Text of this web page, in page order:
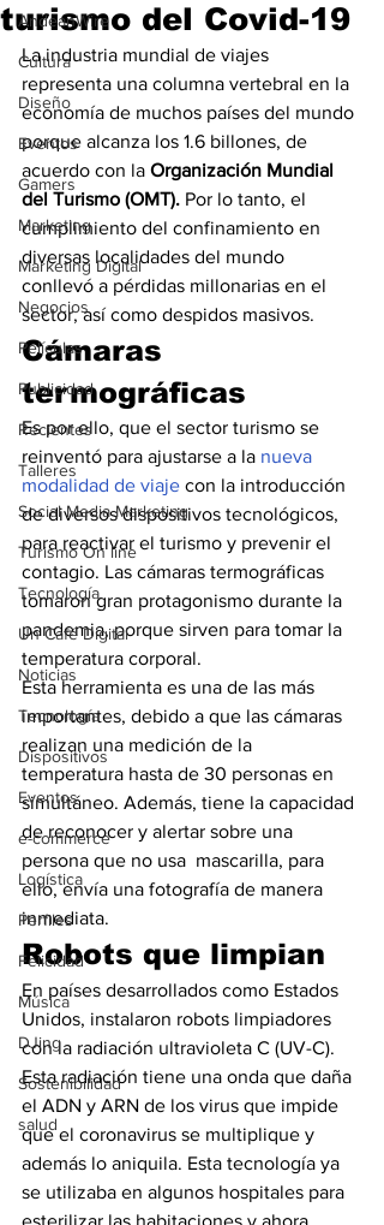
AndeanWire
Cultura
Diseño
Eventos
Gamers
Marketing
Marketing Digital
Negocios
Películas
Publicidad
Recientes
Talleres
Social Media Marketing
Turismo On line
Tecnología
Un Café Digital
Noticias
Tecnología
Dispositivos
Eventos
e-commerce
Logística
Perfiles
Felicidad
Música
DJing
Sostenibilidad
salud
turismo del Covid-19
La industria mundial de viajes
representa una columna vertebral en la
economía de muchos países del mundo
porque alcanza los 1.6 billones, de
acuerdo con la Organización Mundial
del Turismo (OMT). Por lo tanto, el
cumplimiento del confinamiento en
diversas localidades del mundo
conllevó a pérdidas millonarias en el
sector, así como despidos masivos.
Cámaras
termográficas
Es por ello, que el sector turismo se
reinventó para ajustarse a la nueva
modalidad de viaje con la introducción
de diversos dispositivos tecnológicos,
para reactivar el turismo y prevenir el
contagio. Las cámaras termográficas
tomaron gran protagonismo durante la
pandemia, porque sirven para tomar la
temperatura corporal.
Esta herramienta es una de las más
importantes, debido a que las cámaras
realizan una medición de la
temperatura hasta de 30 personas en
simultáneo. Además, tiene la capacidad
de reconocer y alertar sobre una
persona que no usa  mascarilla, para
ello, envía una fotografía de manera
inmediata.
Robots que limpian
En países desarrollados como Estados
Unidos, instalaron robots limpiadores
con la radiación ultravioleta C (UV-C).
Esta radiación tiene una onda que daña
el ADN y ARN de los virus que impide
que el coronavirus se multiplique y
además lo aniquila. Esta tecnología ya
se utilizaba en algunos hospitales para
esterilizar las habitaciones y ahora